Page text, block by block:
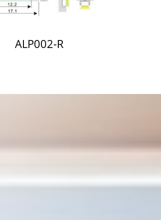
ALP002-R